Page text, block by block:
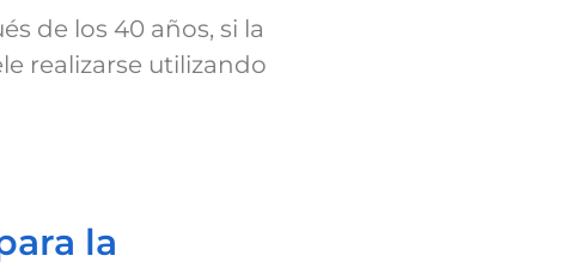
de los 40 años, si la
realizarse utilizando
la